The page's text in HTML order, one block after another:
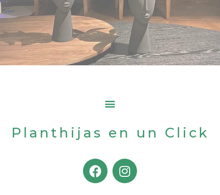
Planthijas en un Click